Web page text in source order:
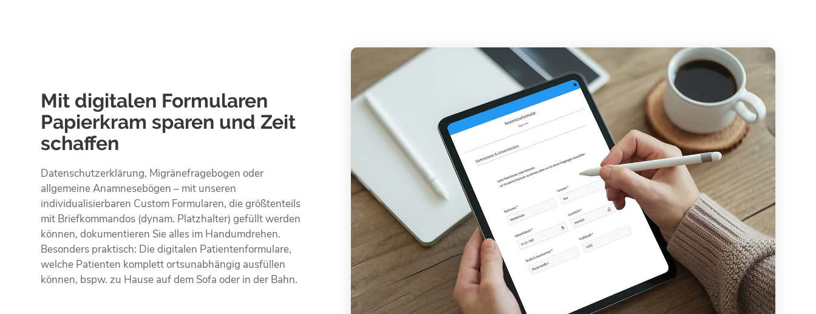
Mit digitalen Formularen
Papierkram sparen und Zeit
schaffen
Datenschutzerklärung, Migränefragebogen oder
allgemeine Anamnesebögen – mit unseren
individualisierbaren Custom Formularen, die größtenteils
mit Briefkommandos (dynam. Platzhalter) gefüllt werden
können, dokumentieren Sie alles im Handumdrehen.
Besonders praktisch: Die digitalen Patientenformulare,
welche Patienten komplett ortsunabhängig ausfüllen
können, bspw. zu Hause auf dem Sofa oder in der Bahn.